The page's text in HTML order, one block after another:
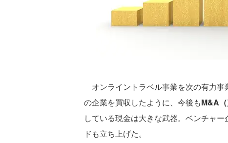
オンライントラベル事業を次の有力事
の企業を買収したように、今後もM&A
している現金は大きな武器。ベンチャ
ドも立ち上げた。